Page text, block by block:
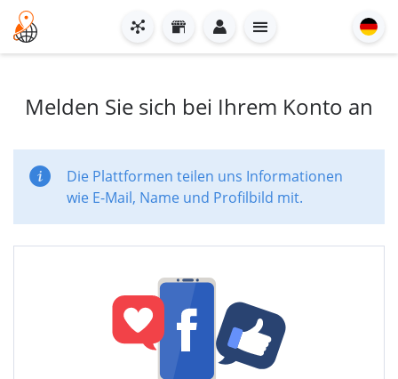
Melden Sie sich bei Ihrem Konto an
Die Plattformen teilen uns Informationen
wie E-Mail, Name und Profilbild mit.